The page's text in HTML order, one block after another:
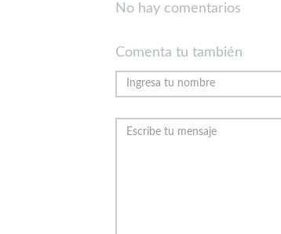
No hay comentarios
Comenta tu también